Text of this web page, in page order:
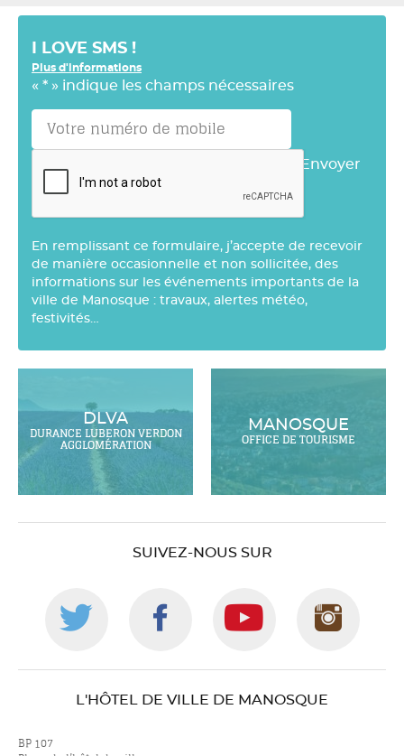
I LOVE SMS !
Plus d'informations
« * » indique les champs nécessaires
Envoyer
En remplissant ce formulaire, j’accepte de recevoir
de manière occasionnelle et non sollicitée, des
informations sur les événements importants de la
ville de Manosque : travaux, alertes météo,
festivités…
DLVA
DURANCE LUBERON VERDON
AGGLOMÉRATION
MANOSQUE
OFFICE DE TOURISME
SUIVEZ-NOUS SUR
Suivez-
nous
sur
Suivez-
nous
Suivez-
nous
L'HÔTEL DE VILLE DE MANOSQUE
BP 107